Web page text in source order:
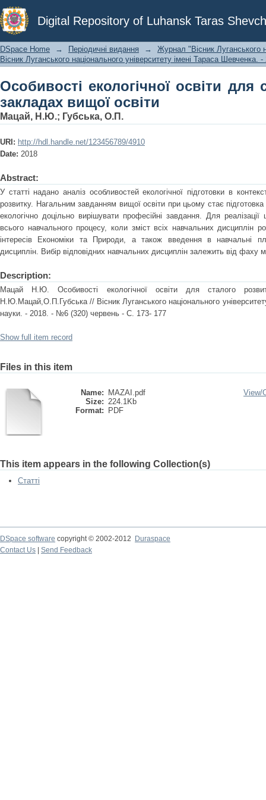
Digital Repository of Luhansk Taras
Особивості екологічної освіти для
DSpace Home → Періодичні видання →
Журнал "Вісник Луганського
Вісник Луганського національного університету імені Тараса
Особивості екологічної освіти для
закладах вищої освіти
Мацай, Н.Ю.; Губська, О.П.
URI: http://hdl.handle.net/123456789/4910
Date: 2018
Abstract:
У статті надано аналіз особливостей екологічної підготовки в
розвитку. Нагальним завданням вищої освіти при цьому стає
екологічно доцільно вирішувати професійні завдання. Для реалізації
всього навчального процесу, коли зміст всіх навчальних дисциплін
інтересів Економіки та Природи, а також введення в навчальні
дисциплін. Вибір відповідних навчальних дисциплін залежить від фаху
Description:
Мацай Н.Ю. Особивості екологічної освіти для сталого
Н.Ю.Мацай,О.П.Губська // Вісник Луганського національного
науки. - 2018. - №6 (320) червень - С. 173- 177
Show full item record
Files in this item
Name:
MAZAI.pdf
Size: 224.1Kb
Format:
PDF
View/
This item appears in the following Collection(s)
Статті
DSpace software copyright © 2002-2012
Duraspace
Contact Us
Send Feedback